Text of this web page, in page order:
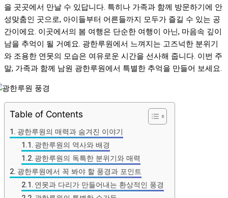
을 곳곳에서 만날 수 있답니다. 특히나 가족과 함께 방문하기에 안
성맞춤인 곳으로, 아이들부터 어른들까지 모두가 즐길 수 있는 공
간이에요. 이곳에서의 봄 여행은 단순한 여행이 아닌, 마음속 깊이
남을 추억이 될 거예요. 광한루원에서 느껴지는 고즈넉한 분위기
와 조용한 연못의 모습은 여유로운 시간을 선사해 줍니다. 이번 주
말, 가족과 함께 남원 광한루원에서 특별한 추억을 만들어 보세요.
Table of Contents
광한루원의 매력과 숨겨진 이야기
광한루원의 역사와 배경
광한루원의 독특한 분위기와 매력
광한루원에서 꼭 봐야 할 풍경과 포인트
연못과 다리가 만들어내는 환상적인 풍경